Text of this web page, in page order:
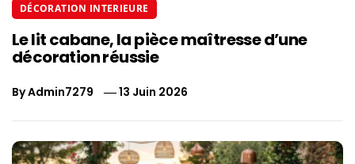
DÉCORATION INTERIEURE
Le lit cabane, la pièce maîtresse d’une
décoration réussie
ByAdmin7279 13 Juin 2026